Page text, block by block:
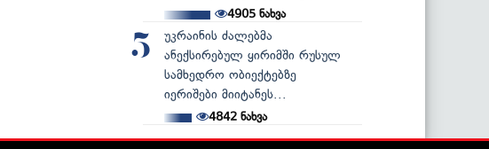
4905ნახვა
5
უკრაინის ძალებმა
ანექსირებულ ყირიმში რუსულ
სამხედრო ობიექტებზე
იერიშები მიიტანეს...
4842 ნახვა